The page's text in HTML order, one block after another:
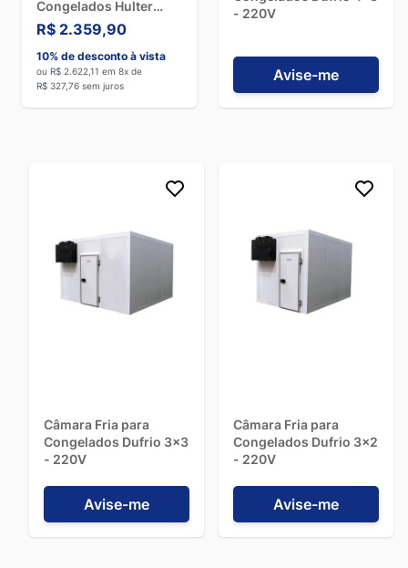
Congelados Hulter
180X80cm com 4
Batentes
R$ 2.359,90
10% de desconto à vista
ou R$ 2.622,11 em 8x de
R$ 327,76 sem juros
- 220V
Avise-me
Câmara Fria para
Congelados Dufrio 3x3
- 220V
Avise-me
Câmara Fria para
Congelados Dufrio 3x2
- 220V
Avise-me